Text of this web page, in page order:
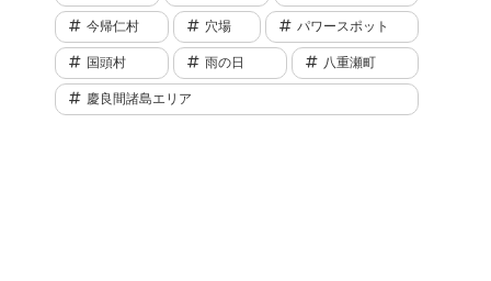
今帰仁村 穴場 パワースポット
国頭村 雨の日 八重瀬町
慶良間諸島エリア